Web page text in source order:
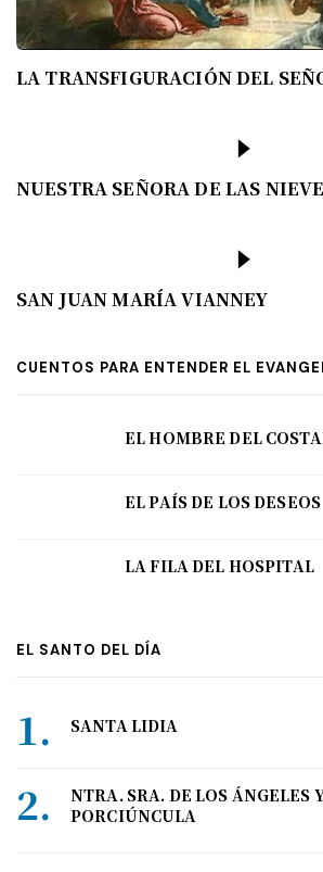
LA TRANSFIGURACIÓN DEL
NUESTRA SEÑORA DE LAS
SAN JUAN MARÍA VIANNEY
CUENTOS PARA ENTENDER EL
EL HOMBRE DEL
EL PAÍS DE LOS DESEOS
LA FILA DEL HOSPITAL
EL SANTO DEL DÍA
SANTA LIDIA
NTRA. SRA. DE LOS ÁNGELES
PORCIÚNCULA